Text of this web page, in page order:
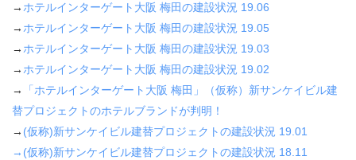
→ホテルインターゲート大阪 梅田の建設状況 19.06
→ホテルインターゲート大阪 梅田の建設状況 19.05
→ホテルインターゲート大阪 梅田の建設状況 19.03
→ホテルインターゲート大阪 梅田の建設状況 19.02
→
「ホテルインターゲート大阪 梅田」（仮称）新サンケイビル建
替プロジェクトのホテルブランドが判明！
→ (仮称)新サンケイビル建替プロジェクトの建設状況 19.01
→(仮称)新サンケイビル建替プロジェクトの建設状況 18.11